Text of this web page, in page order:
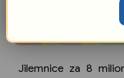
Jilemnice za 8